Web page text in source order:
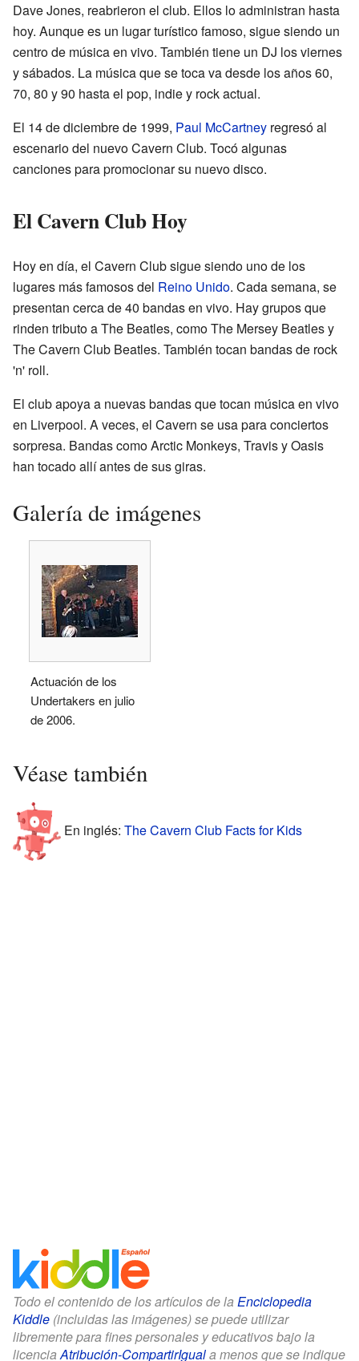
Dave Jones, reabrieron el club. Ellos lo administran hasta
hoy. Aunque es un lugar turístico famoso, sigue siendo un
centro de música en vivo. También tiene un DJ los viernes
y sábados. La música que se toca va desde los años 60,
70, 80 y 90 hasta el pop, indie y rock actual.
El 14 de diciembre de 1999, Paul McCartney regresó al
escenario del nuevo Cavern Club. Tocó algunas
canciones para promocionar su nuevo disco.
El Cavern Club Hoy
Hoy en día, el Cavern Club sigue siendo uno de los
lugares más famosos del Reino Unido. Cada semana, se
presentan cerca de 40 bandas en vivo. Hay grupos que
rinden tributo a The Beatles, como The Mersey Beatles y
The Cavern Club Beatles. También tocan bandas de rock
'n' roll.
El club apoya a nuevas bandas que tocan música en vivo
en Liverpool. A veces, el Cavern se usa para conciertos
sorpresa. Bandas como Arctic Monkeys, Travis y Oasis
han tocado allí antes de sus giras.
Galería de imágenes
Actuación de los
Undertakers en julio
de 2006.
Véase también
En inglés: The Cavern Club Facts for Kids
Todo el contenido de los artículos de la Enciclopedia
Kiddle (incluidas las imágenes) se puede utilizar
libremente para fines personales y educativos bajo la
licenciaAtribución-CompartirIguala menos que se indique